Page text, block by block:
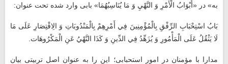
به‏» در «أَبْوَابُ الْأَمْرِ وَ النَّهْيِ وَ مَا يُنَاسِبُهُمَا» بابی وارد شده تحت عنوان:
بَابُ اسْتِحْبَابِ الرِّفْقِ‏ بِالْمُؤْمِنِينَ‏ فِي أَمْرِهِمْ بِالْمَنْدُوبَاتِ وَ الِاقْتِصَارِ عَلَى مَا
لَا يَثْقُلُ عَلَى الْمَأْمُورِ وَ يُزَهِّدُ فِي الدِّينِ وَ كَذَا النَّهْيُ عَنِ الْمَكْرُوهَات‏.
مدارا با مؤمنان در امور استحبابی؛ این را به عنوان اصل تربیتی بیان